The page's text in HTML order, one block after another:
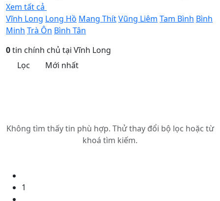
Xem tất cả
Vĩnh Long Long Hồ Mang ThítVũng Liêm Tam Bình Bình
Minh Trà Ôn Bình Tân
0tin chính chủ tại Vĩnh Long
Lọc
Mới nhất
Không tìm thấy tin phù hợp. Thử thay đổi bộ lọc hoặc từ
khoá tìm kiếm.
1